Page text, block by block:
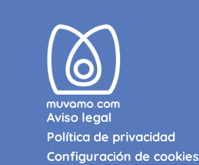
Aviso legal
Política de privacidad
Configuración de cookies